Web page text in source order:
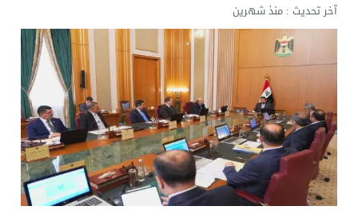
الإعلام والاتصالات تتوعد بإجراءات قانونية: لا وكيل
آخر تحديث :منذ شهرين